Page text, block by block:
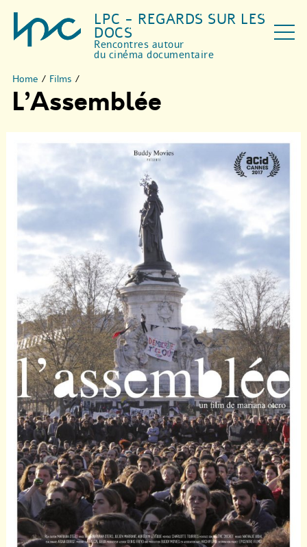
LPC - REGARDS SUR LES
DOCS
Rencontres autour
du cinéma documentaire
Home / Films /
L’Assemblée